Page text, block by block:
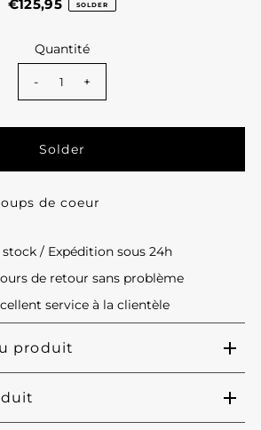
SOLDER
Quantité
- +
de coeur
stock / Expédition sous 24h
de retour sans problème
service à la clientèle
produit